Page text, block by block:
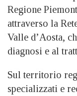
Regione
attraverso la
Valle d’Aosta,
diagnosi e al
Sul territorio
specializzati e